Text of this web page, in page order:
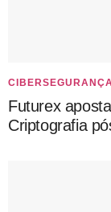
Futurex
Criptografia